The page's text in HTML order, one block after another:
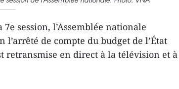
session, l’Assemblée nationale
de compte du budget de l’État
retransmise en direct à la télévision et à